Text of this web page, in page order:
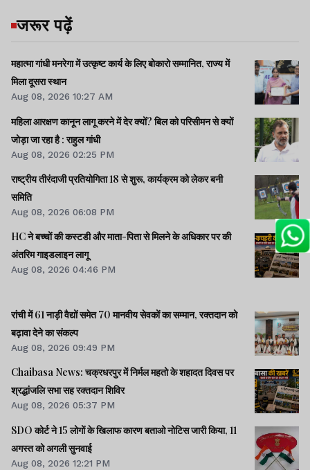
जरूर पढ़ें
महात्मा गांधी मनरेगा में उत्कृष्ट कार्य के लिए बोकारो सम्मानित, राज्य में
मिला दूसरा स्थान
Aug 08, 2026 10:27 AM
महिला आरक्षण कानून लागू करने में देर क्यों? बिल को परिसीमन से क्यों
जोड़ा जा रहा है : राहुल गांधी
Aug 08, 2026 02:25 PM
राष्ट्रीय तीरंदाजी प्रतियोगिता 18 से शुरू, कार्यक्रम को लेकर बनी
समिति
Aug 08, 2026 06:08 PM
HC ने बच्चों की कस्टडी और माता-पिता से मिलने के अधिकार पर की
अंतरिम गाइडलाइन लागू
Aug 08, 2026 04:46 PM
रांची में 61 नाड़ी वैद्यों समेत 70 मानवीय सेवकों का सम्मान, रक्तदान को
बढ़ावा देने का संकल्प
Aug 08, 2026 09:49 PM
Chaibasa News: चक्रधरपुर में निर्मल महतो के शहादत दिवस पर
श्रद्धांजलि सभा सह रक्तदान शिविर
Aug 08, 2026 05:37 PM
SDO कोर्ट ने 15 लोगों के खिलाफ कारण बताओ नोटिस जारी किया, 11
अगस्त को अगली सुनवाई
Aug 08, 2026 12:21 PM